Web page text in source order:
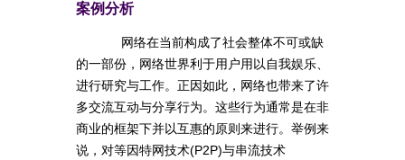
案例分析
网络在当前构成了社会整体不可或缺
的一部份，网络世界利于用户用以自我娱乐、
进行研究与工作。正因如此，网络也带来了许
多交流互动与分享行为。这些行为通常是在非
商业的框架下并以互惠的原则来进行。举例来
说，对等因特网技术(P2P)与串流技术